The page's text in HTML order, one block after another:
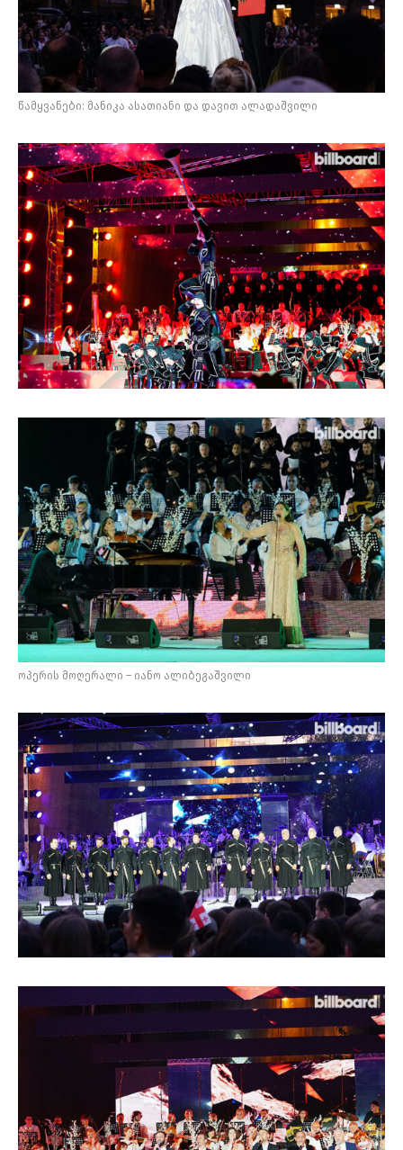
წამყვანები: მანიკა ასათიანი და დავით ალადაშვილი
ოპერის მოღერალი – იანო ალიბეგაშვილი